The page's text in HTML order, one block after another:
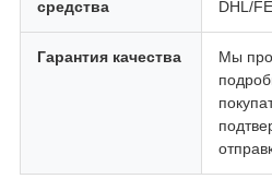
средства DHL/
Гарантия качества
Мы